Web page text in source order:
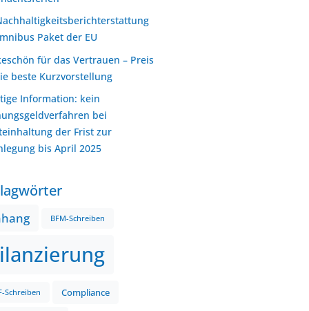
Paket der EU
für das Vertrauen – Preis
beste Kurzvorstellung
Information: kein
bei
der Frist zur
bis April 2025
BFM-Schreiben
Schreiben Compliance